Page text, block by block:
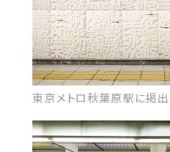
東京メトロ秋葉原駅に掲出